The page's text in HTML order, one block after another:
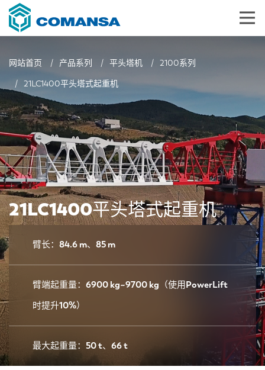
网站首页 产品系列 平头塔机 2100系列
21LC1400平头塔式起重机
21LC1400平头塔式起重机
臂长：84.6 m、85 m
臂端起重量：6900 kg~9700 kg（使用PowerLift
时提升10%）
最大起重量：50 t、66 t